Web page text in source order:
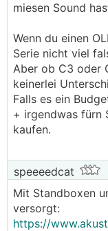
miesen Sound
Wenn du einen
Serie nicht viel
Aber ob C3 oder
keinerlei
Falls es ein
+ irgendwas fürn
kaufen.
speeeedcat
Mit Standboxen
versorgt:
https://